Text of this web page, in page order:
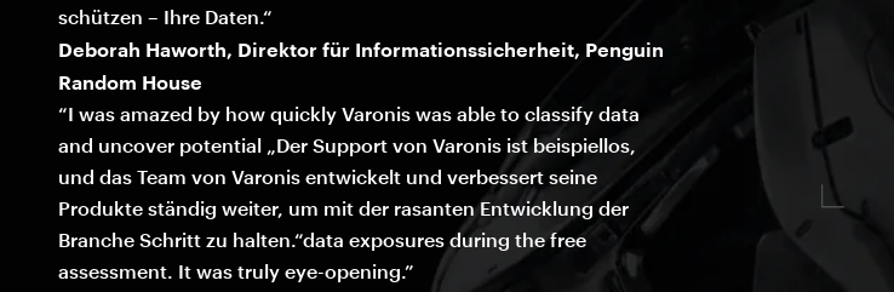
schützen – Ihre Daten.“
Deborah Haworth, Direktor für Informationssicherheit, Penguin
Random House
“I was amazed by how quickly Varonis was able to classify data
and uncover potential „Der Support von Varonis ist beispiellos,
und das Team von Varonis entwickelt und verbessert seine
Produkte ständig weiter, um mit der rasanten Entwicklung der
Branche Schritt zu halten.“data exposures during the free
assessment. It was truly eye-opening.”